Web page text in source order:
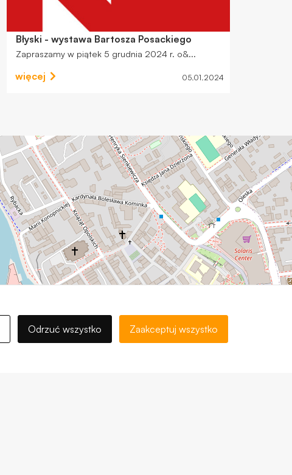
Błyski - wystawa Bartosza Posackiego
Zapraszamy w piątek 5 grudnia 2024 r. o&...
więcej 05.01.2024
Odrzuć wszystko Zaakceptuj wszystko